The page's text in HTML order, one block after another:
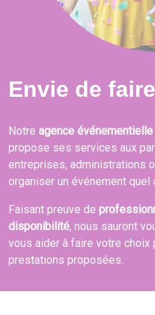
Envie de
Notre agence
propose ses services aux
entreprises, administrations
organiser un événement quel
Faisant preuve de
disponibilité, nous sauront
vous aider à faire votre choix
prestations proposées.